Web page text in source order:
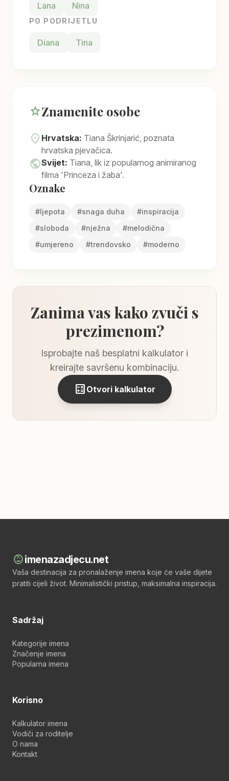
Lana Nina
PO PODRIJETLU
Diana Tina
starZnamenite osobe
location_on Hrvatska: Tiana Škrinjarić, poznata
hrvatska pjevačica.
publicSvijet: Tiana, lik iz popularnog animiranog
filma 'Princeza i žaba'.
Oznake
#ljepota #snaga duha #inspiracija
#sloboda #nježna #melodična
#umjereno #trendovsko #moderno
Zanima vas kako zvuči s
prezimenom?
Isprobajte naš besplatni kalkulator i
kreirajte savršenu kombinaciju.
calculate Otvori kalkulator
child_careimenazadjecu.net
Vaša destinacija za pronalaženje imena koje će vaše dijete
pratiti cijeli život. Minimalistički pristup, maksimalna inspiracija.
Sadržaj
Kategorije imena
Značenje imena
Popularna imena
Korisno
Kalkulator imena
Vodiči za roditelje
O nama
Kontakt